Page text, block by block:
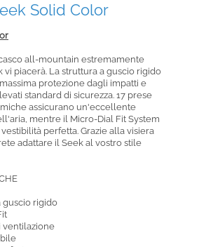
Solid Color
all-mountain estremamente
vi piacerà. La struttura a guscio rigido
protezione dagli impatti e
standard di sicurezza. 17 prese
assicurano un'eccellente
mentre il Micro-Dial Fit System
perfetta. Grazie alla visiera
adattare il Seek al vostro stile
guscio rigido
ventilazione